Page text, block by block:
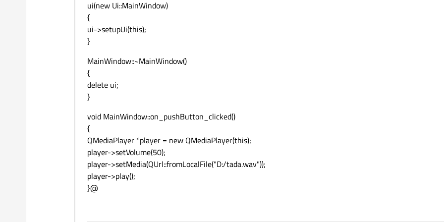
ui(new Ui::MainWindow)
{
ui->setupUi(this);
}
MainWindow::~MainWindow()
{
delete ui;
}
void MainWindow::on_pushButton_clicked()
{
QMediaPlayer *player = new QMediaPlayer(this);
player->setVolume(50);
player->setMedia(QUrl::fromLocalFile("D:/tada.wav"));
player->play();
}@